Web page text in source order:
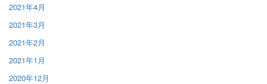
2021年4月
2021年3月
2021年2月
2021年1月
2020年12月